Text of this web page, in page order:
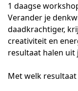
1 daagse
Verander je
daadkrachtiger,
creativiteit en
resultaat halen uit
Met welk